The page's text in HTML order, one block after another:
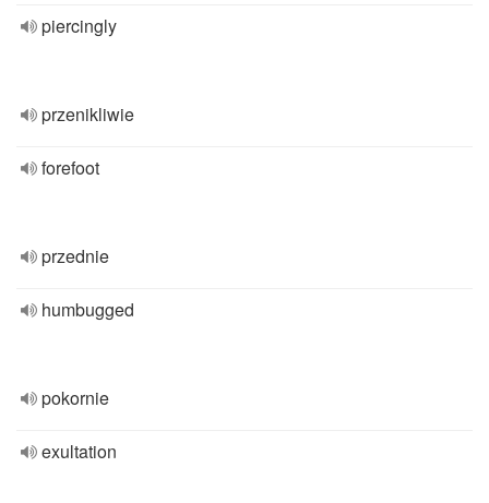
piercingly
przenikliwie
forefoot
przednie
humbugged
pokornie
exultation